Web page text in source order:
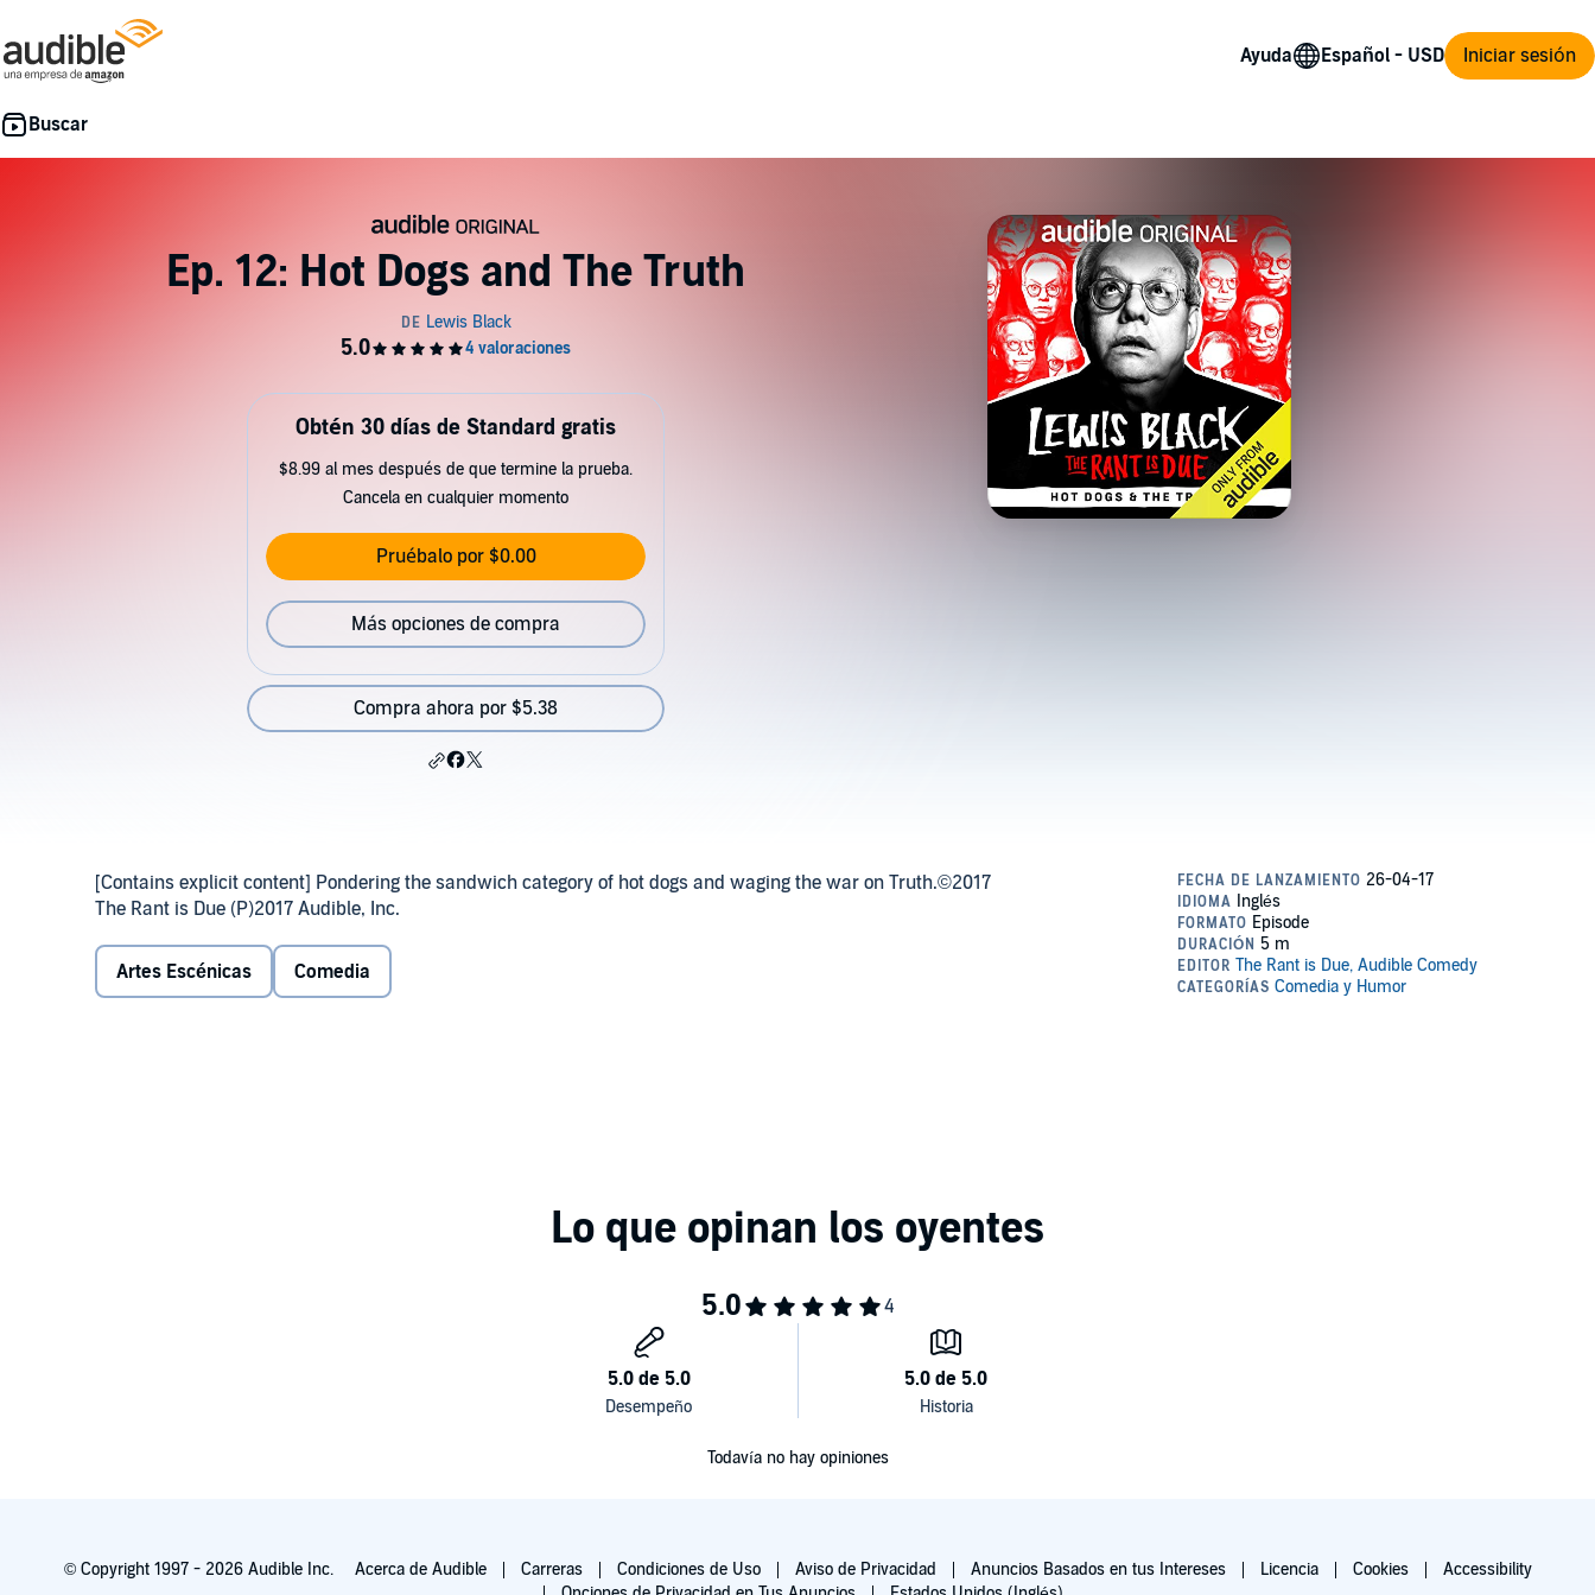
Ayuda Iniciar sesión
Ep. 12: Hot Dogs and The Truth
Obtén 30 días de Standard gratis
$8.99 al mes después de que termine la prueba.
Cancela en cualquier momento
Pruébalo por $0.00
Más opciones de compra
Compra ahora por $5.38
[Contains explicit content] Pondering the sandwich category of hot dogs and waging the war on Truth.©2017
The Rant is Due (P)2017 Audible, Inc.
Artes Escénicas Comedia
Todavía no hay opiniones
© Copyright 1997 - 2026 Audible Inc. Acerca de Audible Carreras Condiciones de Uso Aviso de Privacidad Anuncios Basados en tus Intereses Licencia Cookies
Accessibility